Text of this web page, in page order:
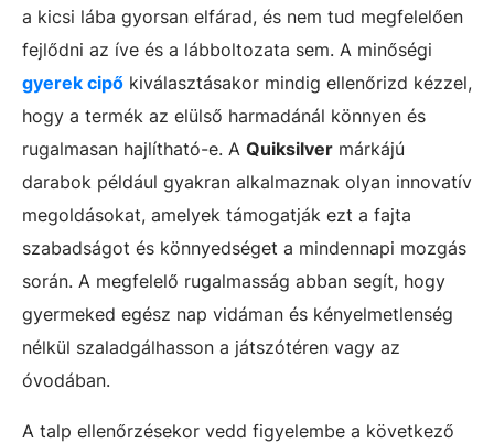
a kicsi lába gyorsan elfárad, és nem tud megfelelően
fejlődni az íve és a lábboltozata sem. A minőségi
gyerek cipő kiválasztásakor mindig ellenőrizd kézzel,
hogy a termék az elülső harmadánál könnyen és
rugalmasan hajlítható-e. A Quiksilver márkájú
darabok például gyakran alkalmaznak olyan innovatív
megoldásokat, amelyek támogatják ezt a fajta
szabadságot és könnyedséget a mindennapi mozgás
során. A megfelelő rugalmasság abban segít, hogy
gyermeked egész nap vidáman és kényelmetlenség
nélkül szaladgálhasson a játszótéren vagy az
óvodában.
A talp ellenőrzésekor vedd figyelembe a következő